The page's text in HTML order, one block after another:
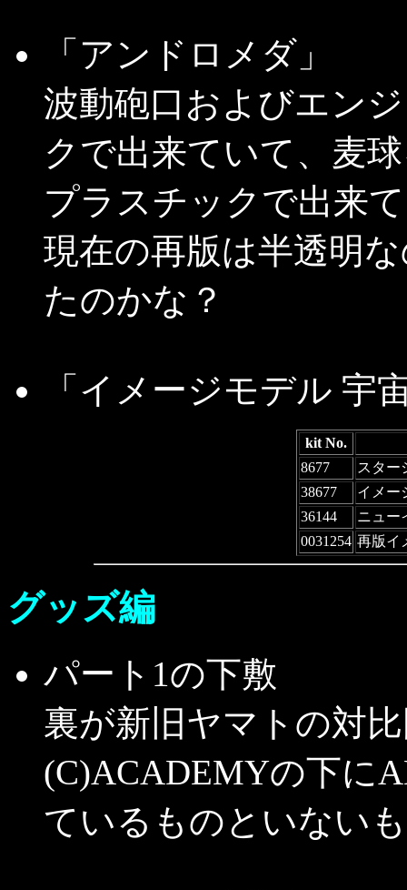
「アンドロメダ」
波動砲口およびエン
クで出来ていて、麦
プラスチックで出来
現在の再版は半透明
たのかな？
「イメージモデル 宇
kit No.
8677
スター
38677
イメー
36144
ニュー
0031254 再版イ
グッズ編
パート1の下敷
裏が新旧ヤマトの対
(C)ACADEMYの下に
ているものといない